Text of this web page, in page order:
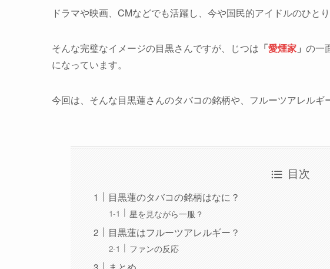
ドラマや映画、CMなどでも活躍し、今や国民的アイドルのひとり
そんな完璧なイメージの目黒さんですが、じつは 「愛煙家 」 の一
になっています。
今回は、そんな目黒蓮さんのタバコの銘柄や、フルーツアレルギ
目次
目黒蓮のタバコの銘柄はなに？
星を見ながら一服？
目黒蓮はフルーツアレルギー？
ファンの反応